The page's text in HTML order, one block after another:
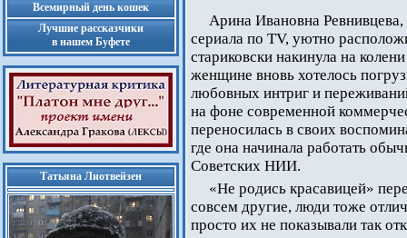
Всемирный день кошек
Лучшие рассказчики
в нашем Буфете
Татьяна Лиотвейзен
Арина Ивановна
сериала по TV, уютно
стариковски накинула на
женщине вновь хотелось
любовных интриг и
на фоне современной
переносилась в своих
где она начинала работать
Советских НИИ.
«Не родись красавицей»
совсем другие, люди тоже
просто их не показывали так